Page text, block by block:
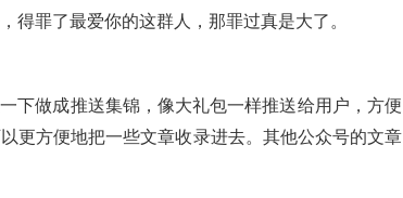
得罪了最爱你的这群人，那罪过真是大了。
下做成推送集锦，像大礼包一样推送给用户，方便
更方便地把一些文章收录进去。其他公众号的文章